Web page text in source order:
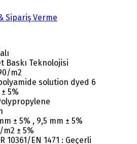
Sipariş Verme
Baskı Teknolojisi
m2
solution dyed 6
5%
± 5% , 9,5 mm ± 5%
m2 ± 5%
10361/EN 1471 : Geçerli